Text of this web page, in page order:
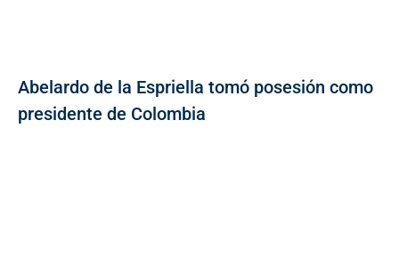
Abelardo de la Espriella tomó posesión como
presidente de Colombia